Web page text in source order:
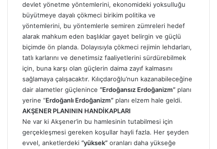
devlet yönetme yöntemlerini, ekonomideki yoksulluğu
büyütmeye dayalı çökmeci birikim politika ve
yöntemlerini, bu yöntemlerle semiren zümreleri hedef
alarak mahkum eden başlıklar gayet belirgin ve güçlü
biçimde ön planda. Dolayısıyla çökmeci rejimin lehdarları,
tatlı karlarını ve denetimsiz faaliyetlerini sürdürebilmek
için, buna karşı olan güçlerin daima zayıf kalmasını
sağlamaya çalışacaktır. Kılıçdaroğlu’nun kazanabileceğine
dair alametler güçlenince “Erdoğansız Erdoğanizm” planı
yerine “Erdoğanlı Erdoğanizm” planı elzem hale geldi.
AKŞENER PLANININ HANDİKAPLARI
Ne var ki Akşener’in bu hamlesinin tutabilmesi için
gerçekleşmesi gereken koşullar hayli fazla. Her şeyden
evvel, anketlerdeki “yüksek” oranları daha yükseğe